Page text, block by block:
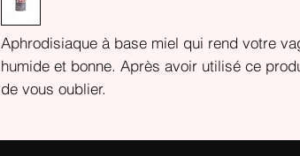
Aphrodisiaque à base miel qui rend votre
humide et bonne. Après avoir utilisé ce
de vous oublier.